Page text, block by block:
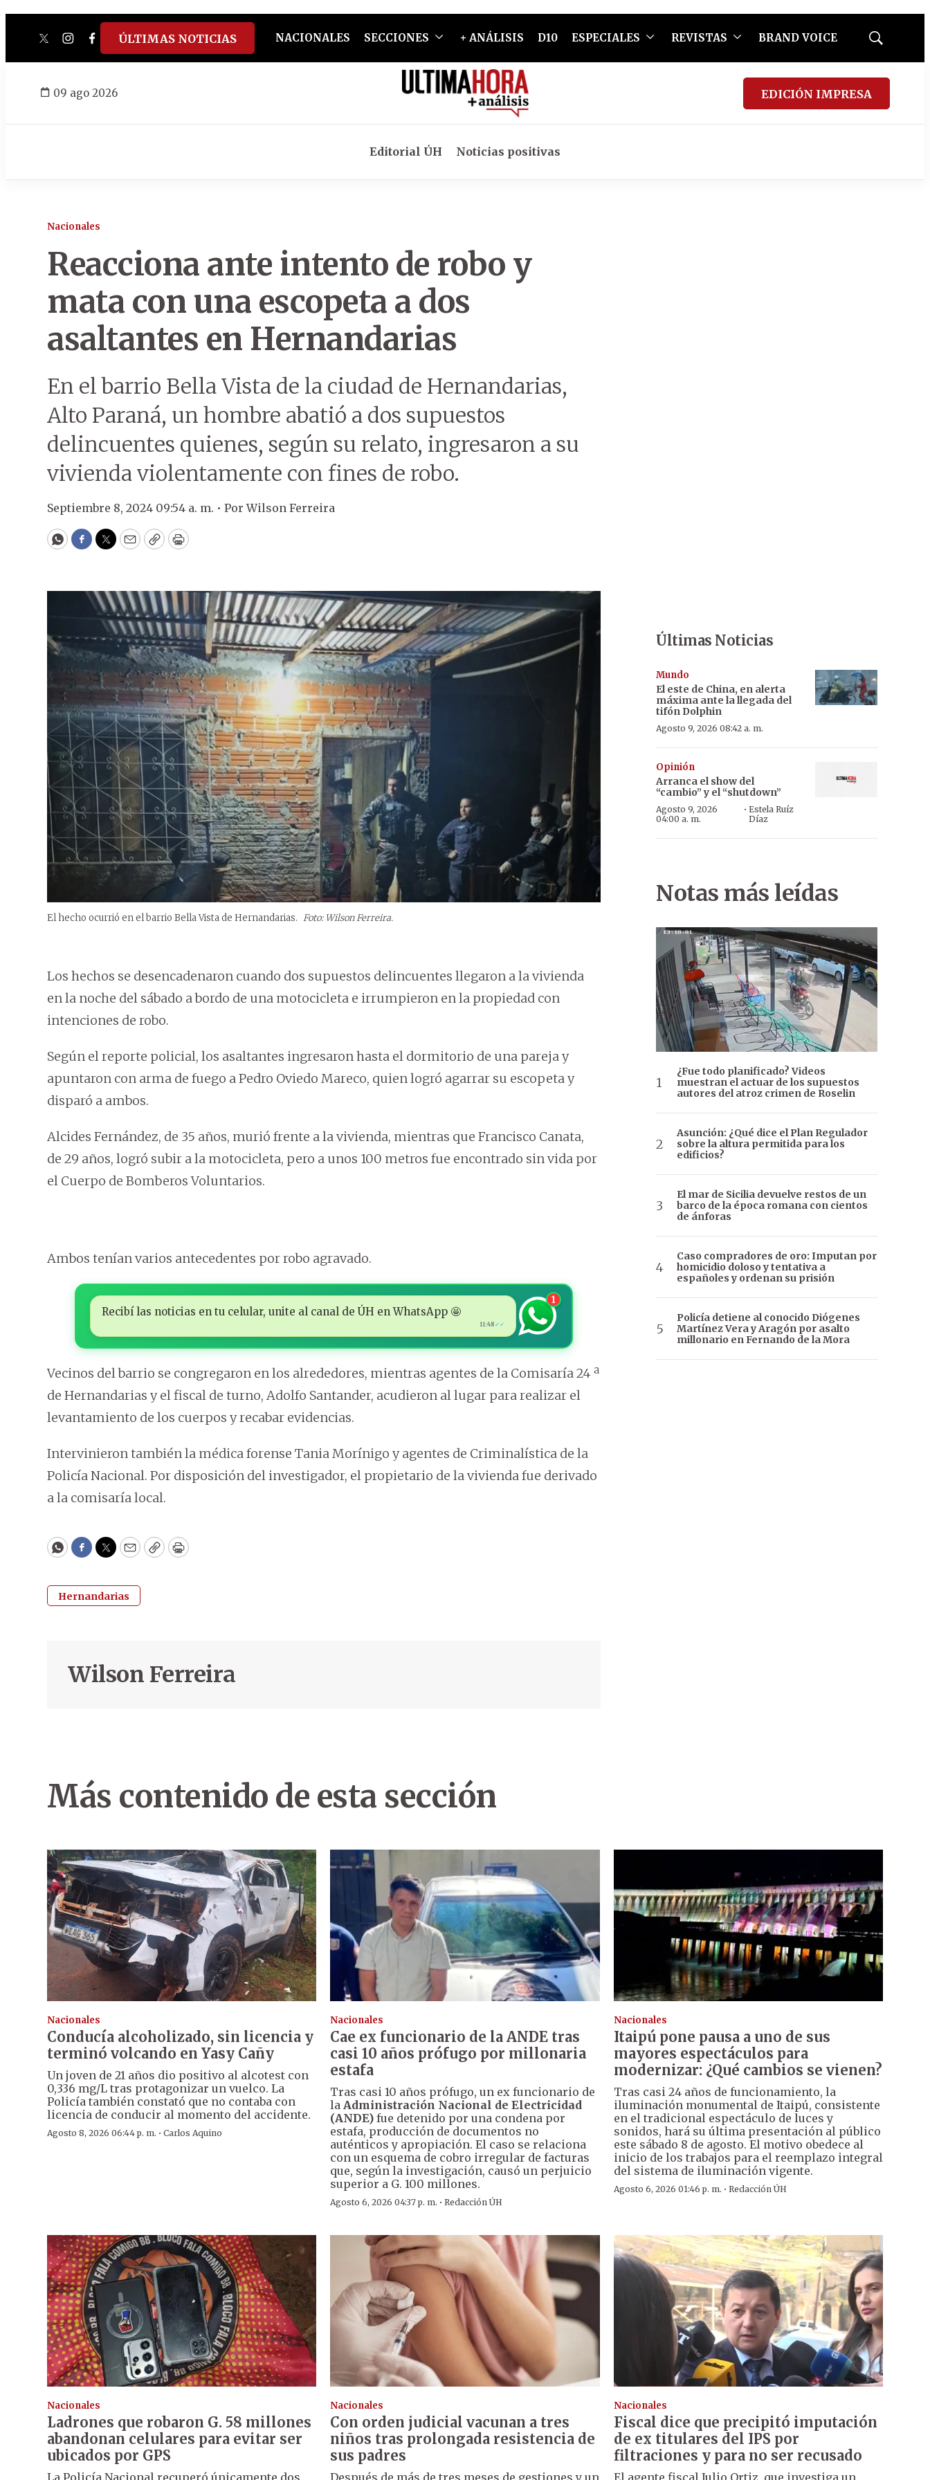
twitterinstagram
facebook
tiktokyoutube
spotify
ÚLTIMAS NOTICIAS NACIONALES SECCIONES + ANÁLISIS D10 ESPECIALES REVISTAS BRAND VOICE
Mostrar
09 ago 2026 EDICIÓN IMPRESA
Editorial ÚH Noticias positivas
Nacionales
Reacciona ante intento de robo y
mata con una escopeta a dos
asaltantes en Hernandarias
En el barrio Bella Vista de la ciudad de Hernandarias,
Alto Paraná, un hombre abatió a dos supuestos
delincuentes quienes, según su relato, ingresaron a su
vivienda violentamente con fines de robo.
Septiembre 8, 2024 09:54 a. m. • PorWilson Ferreira
WhatsApp
Facebook
Twitter
EmailCopyPrint
El hecho ocurrió en el barrio Bella Vista de Hernandarias. Foto: Wilson Ferreira.
Los hechos se desencadenaron cuando dos supuestos delincuentes llegaron a la vivienda
en la noche del sábado a bordo de una motocicleta e irrumpieron en la propiedad con
intenciones de robo.
Según el reporte policial, los asaltantes ingresaron hasta el dormitorio de una pareja y
apuntaron con arma de fuego a Pedro Oviedo Mareco, quien logró agarrar su escopeta y
disparó a ambos.
Alcides Fernández, de 35 años, murió frente a la vivienda, mientras que Francisco Canata,
de 29 años, logró subir a la motocicleta, pero a unos 100 metros fue encontrado sin vida por
el Cuerpo de Bomberos Voluntarios.
Ambos tenían varios antecedentes por robo agravado.
Recibí las noticias en tu celular, unite al canal de ÚH en WhatsApp 🤩
11:48 ✓✓
1
Vecinos del barrio se congregaron en los alrededores, mientras agentes de la Comisaría 24 ª
de Hernandarias y el fiscal de turno, Adolfo Santander, acudieron al lugar para realizar el
levantamiento de los cuerpos y recabar evidencias.
Intervinieron también la médica forense Tania Morínigo y agentes de Criminalística de la
Policía Nacional. Por disposición del investigador, el propietario de la vivienda fue derivado
a la comisaría local.
WhatsApp
Facebook
Twitter
EmailCopyPrint
Hernandarias
Wilson Ferreira
Últimas Noticias
Mundo
El este de China, en alerta
máxima ante la llegada del
tifón Dolphin
Agosto 9, 2026 08:42 a. m.
Opinión
Arranca el show del
“cambio” y el “shutdown”
Agosto 9, 2026
04:00 a. m.
·Estela Ruíz
Díaz
Notas más leídas
¿Fue todo planificado? Videos
muestran el actuar de los supuestos
autores del atroz crimen de Roselin
Asunción: ¿Qué dice el Plan Regulador
sobre la altura permitida para los
edificios?
El mar de Sicilia devuelve restos de un
barco de la época romana con cientos
de ánforas
Caso compradores de oro: Imputan por
homicidio doloso y tentativa a
españoles y ordenan su prisión
Policía detiene al conocido Diógenes
Martínez Vera y Aragón por asalto
millonario en Fernando de la Mora
Más contenido de esta sección
Nacionales
Conducía alcoholizado, sin licencia y
terminó volcando en Yasy Cañy
Un joven de 21 años dio positivo al alcotest con
0,336 mg/L tras protagonizar un vuelco. La
Policía también constató que no contaba con
licencia de conducir al momento del accidente.
Agosto 8, 2026 06:44 p. m. · Carlos Aquino
Nacionales
Cae ex funcionario de la ANDE tras
casi 10 años prófugo por millonaria
estafa
Tras casi 10 años prófugo, un ex funcionario de
laAdministración Nacional de Electricidad
(ANDE) fue detenido por una condena por
estafa, producción de documentos no
auténticos y apropiación. El caso se relaciona
con un esquema de cobro irregular de facturas
que, según la investigación, causó un perjuicio
superior a G. 100 millones.
Agosto 6, 2026 04:37 p. m. ·Redacción ÚH
Nacionales
Itaipú pone pausa a uno de sus
mayores espectáculos para
modernizar: ¿Qué cambios se vienen?
Tras casi 24 años de funcionamiento, la
iluminación monumental de Itaipú, consistente
en el tradicional espectáculo de luces y
sonidos, hará su última presentación al público
este sábado 8 de agosto. El motivo obedece al
inicio de los trabajos para el reemplazo integral
del sistema de iluminación vigente.
Agosto 6, 2026 01:46 p. m. · Redacción ÚH
Nacionales
Ladrones que robaron G. 58 millones
abandonan celulares para evitar ser
ubicados por GPS
La Policía Nacional recuperó únicamente dos
Nacionales
Con orden judicial vacunan a tres
niños tras prolongada resistencia de
sus padres
Después de más de tres meses de gestiones y un
Nacionales
Fiscal dice que precipitó imputación
de ex titulares del IPS por
filtraciones y para no ser recusado
El agente fiscal Julio Ortiz, que investiga un